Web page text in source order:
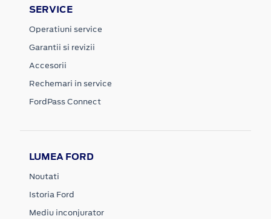
SERVICE
Operatiuni service
Garantii si revizii
Accesorii
Rechemari in service
FordPass Connect
LUMEA FORD
Noutati
Istoria Ford
Mediu inconjurator